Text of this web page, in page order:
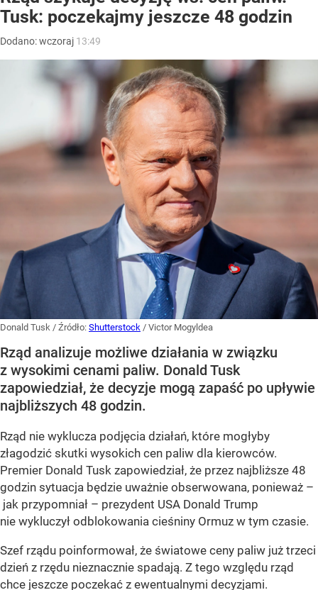
Tusk: poczekajmy jeszcze 48 godzin
Dodano:wczoraj 13:49
Donald Tusk / Źródło: Shutterstock / Victor Mogyldea
Rząd analizuje możliwe działania w związku
z wysokimi cenami paliw. Donald Tusk
zapowiedział, że decyzje mogą zapaść po upływie
najbliższych 48 godzin.
Rząd nie wyklucza podjęcia działań, które mogłyby
złagodzić skutki wysokich cen paliw dla kierowców.
Premier Donald Tusk zapowiedział, że przez najbliższe 48
godzin sytuacja będzie uważnie obserwowana, ponieważ –
jak przypomniał – prezydent USA Donald Trump
nie wykluczył odblokowania cieśniny Ormuz w tym czasie.
Szef rządu poinformował, że światowe ceny paliw już trzeci
dzień z rzędu nieznacznie spadają. Z tego względu rząd
chce jeszcze poczekać z ewentualnymi decyzjami.